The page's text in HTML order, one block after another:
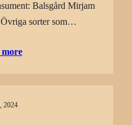
Balsgård Mirjam
sorter som…
2024